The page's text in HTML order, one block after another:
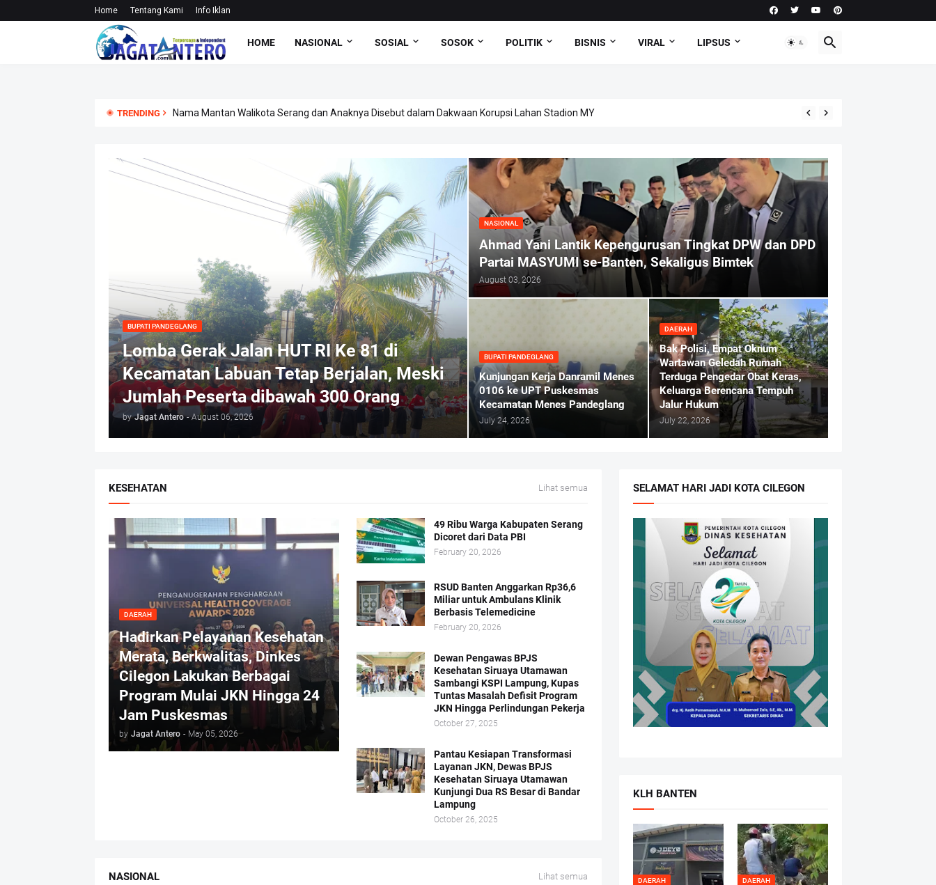
Home Tentang Kami Info Iklan
HOME NASIONAL SOSIAL SOSOK POLITIK BISNIS VIRAL LIPSUS
TRENDING Nama Mantan Walikota Serang dan Anaknya Disebut dalam Dakwaan Korupsi Lahan Stadion MY
BUPATI PANDEGLANG
Lomba Gerak Jalan HUT RI Ke 81 di
Kecamatan Labuan Tetap Berjalan, Meski
Jumlah Peserta dibawah 300 Orang
by Jagat Antero - August 06, 2026
NASIONAL
Ahmad Yani Lantik Kepengurusan Tingkat DPW dan DPD
Partai MASYUMI se-Banten, Sekaligus Bimtek
August 03, 2026
BUPATI PANDEGLANG
Kunjungan Kerja Danramil Menes
0106 ke UPT Puskesmas
Kecamatan Menes Pandeglang
July 24, 2026
DAERAH
Bak Polisi, Empat Oknum
Wartawan Geledah Rumah
Terduga Pengedar Obat Keras,
Keluarga Berencana Tempuh
Jalur Hukum
July 22, 2026
KESEHATAN Lihat semua
DAERAH
Hadirkan Pelayanan Kesehatan
Merata, Berkwalitas, Dinkes
Cilegon Lakukan Berbagai
Program Mulai JKN Hingga 24
Jam Puskesmas
by Jagat Antero - May 05, 2026
49 Ribu Warga Kabupaten Serang
Dicoret dari Data PBI
February 20, 2026
RSUD Banten Anggarkan Rp36,6
Miliar untuk Ambulans Klinik
Berbasis Telemedicine
February 20, 2026
Dewan Pengawas BPJS
Kesehatan Siruaya Utamawan
Sambangi KSPI Lampung, Kupas
Tuntas Masalah Defisit Program
JKN Hingga Perlindungan Pekerja
October 27, 2025
Pantau Kesiapan Transformasi
Layanan JKN, Dewas BPJS
Kesehatan Siruaya Utamawan
Kunjungi Dua RS Besar di Bandar
Lampung
October 26, 2025
NASIONAL Lihat semua
SELAMAT HARI JADI KOTA CILEGON
KLH BANTEN
DAERAH DAERAH